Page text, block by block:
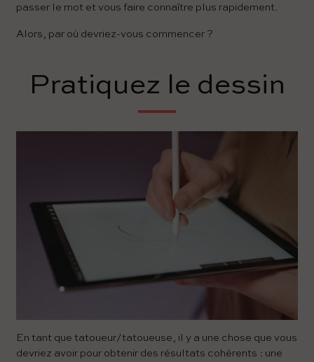
passer le mot et vous faire connaître plus rapidement.
Alors, par où devriez-vous commencer ?
Pratiquez le dessin
En tant que tatoueur/tatoueuse, il y a une chose que vous
devriez avoir pour obtenir des résultats cohérents : une